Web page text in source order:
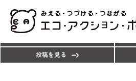
投稿を見る